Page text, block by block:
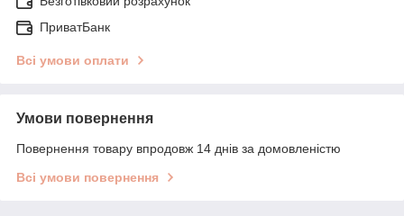
ПриватБанк
Всі умови оплати
Умови повернення
Повернення товару впродовж 14 днів за домовленістю
Всі умови повернення